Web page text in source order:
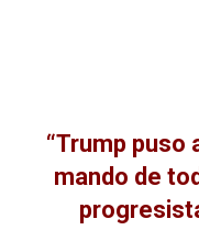
“Trump puso
mando de